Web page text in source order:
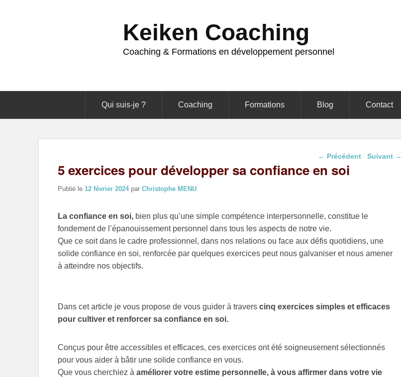
Keiken Coaching
Coaching & Formations en développement personnel
Qui suis-je ? Coaching Formations Blog Contact
Navigation dans les
← Précédent Suivant →
5 exercices pour développer sa confiance en soi
Publié le 12 février 2024 par Christophe MENU
La confiance en soi, bien plus qu’une simple compétence interpersonnelle, constitue le
fondement de l’épanouissement personnel dans tous les aspects de notre vie.
Que ce soit dans le cadre professionnel, dans nos relations ou face aux défis quotidiens, une
solide confiance en soi, renforcée par quelques exercices peut nous galvaniser et nous amener
à atteindre nos objectifs.
Dans cet article je vous propose de vous guider à travers cinq exercices simples et efficaces
pour cultiver et renforcer sa confiance en soi.
Conçus pour être accessibles et efficaces, ces exercices ont été soigneusement sélectionnés
pour vous aider à bâtir une solide confiance en vous.
Que vous cherchiez à améliorer votre estime personnelle, à vous affirmer dans votre vie